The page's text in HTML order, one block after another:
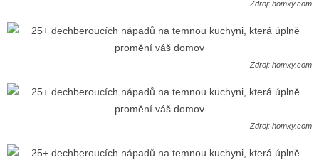
Zdroj: homxy.com
Zdroj: homxy.com
Zdroj: homxy.com